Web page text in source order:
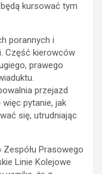
kursować tym
porannych i
Część kierowców
prawego
przejazd
pytanie, jak
się, utrudniając
Prasowego
Linie Kolejowe